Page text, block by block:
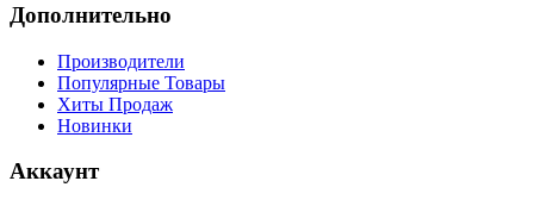
Дополнительно
Производители
Популярные Товары
Хиты Продаж
Новинки
Аккаунт